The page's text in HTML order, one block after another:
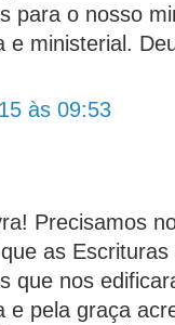
para o nosso
e ministerial.
às 09:53
Precisamos
as
que nos
e pela graça